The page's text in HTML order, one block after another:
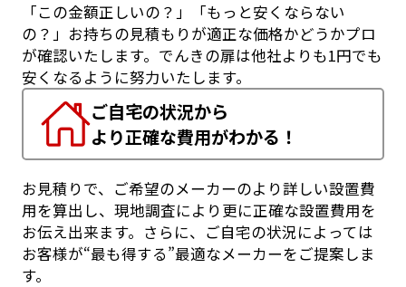
「この金額正しいの？」「もっと安くならない
の？」お持ちの見積もりが適正な価格かどうかプロ
が確認いたします。でんきの扉は他社よりも1円でも
安くなるように努力いたします。
ご自宅の状況から
より正確な費用がわかる！
お見積りで、ご希望のメーカーのより詳しい設置費
用を算出し、現地調査により更に正確な設置費用を
お伝え出来ます。さらに、ご自宅の状況によっては
お客様が“最も得する”最適なメーカーをご提案しま
す。